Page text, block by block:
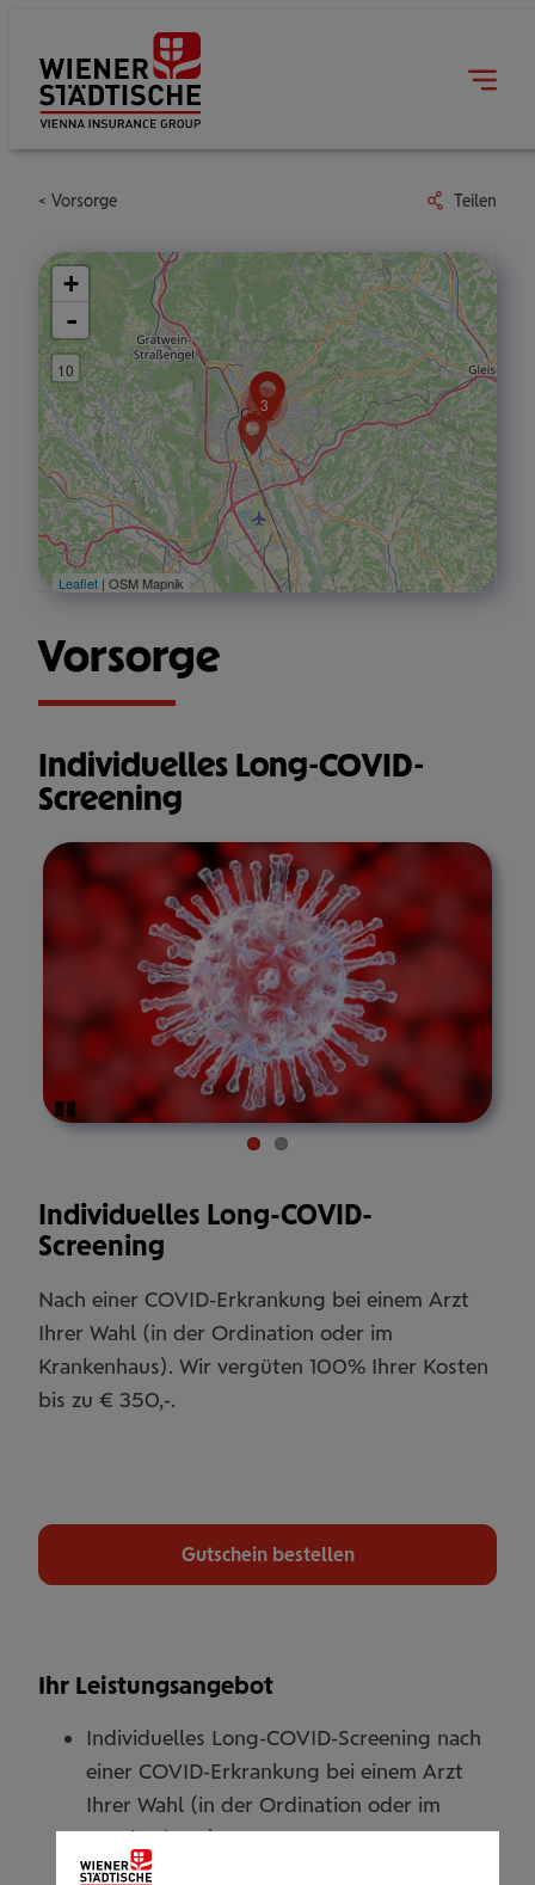
Vorsorge Teilen
3
+
-
10
Leaflet| OSM Mapnik
Vorsorge
Individuelles Long-COVID-
Screening
Individuelles Long-COVID-
Screening
Nach einer COVID-Erkrankung bei einem Arzt
Ihrer Wahl (in der Ordination oder im
Krankenhaus). Wir vergüten 100% Ihrer Kosten
bis zu € 350,-.
Gutschein bestellen
Ihr Leistungsangebot
Individuelles Long-COVID-Screening nach
einer COVID-Erkrankung bei einem Arzt
Ihrer Wahl (in der Ordination oder im
Krankenhaus)
Wir vergüten 100% Ihrer Kosten bis zu €